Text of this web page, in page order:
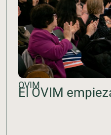
OVIM
El OVIM